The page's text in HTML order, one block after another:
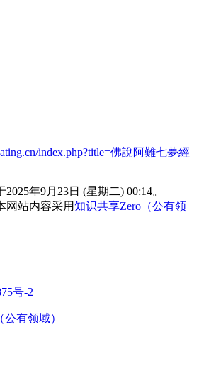
index.php?title=佛說阿難七夢經
年9月23日 (星期二) 00:14。
网站内容采用知识共享Zero（公有领
号-2